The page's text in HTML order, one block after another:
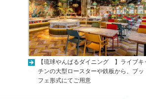
【琉球やんばるダイニング 】ライブキ
チンの大型ロースターや鉄板から、ブッ
フェ形式にてご用意